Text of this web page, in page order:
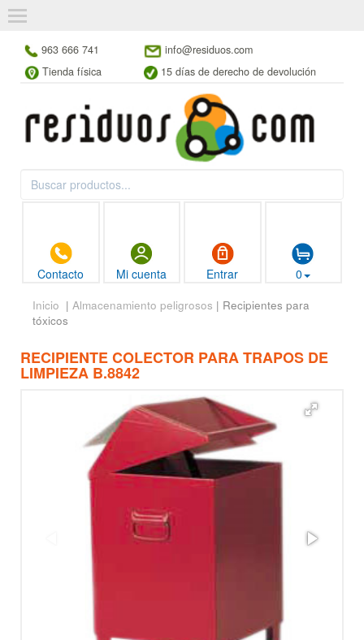
963 666 741
info@residuos.com
Tienda física
15 días de derecho de devolución
Contacto Mi cuenta Entrar 0
Inicio | Almacenamiento peligrosos | Recipientes para
tóxicos
RECIPIENTE COLECTOR PARA TRAPOS DE
LIMPIEZA B.8842